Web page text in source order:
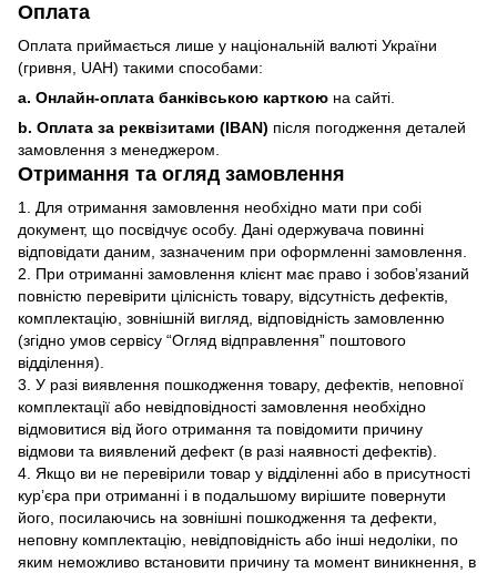
Оплата
Оплата приймається лише у національній валюті України
(гривня, UAH) такими способами:
a. Онлайн-оплата банківською карткою на сайті.
b. Оплата за реквізитами (IBAN) після погодження деталей
замовлення з менеджером.
Отримання та огляд замовлення
1. Для отримання замовлення необхідно мати при собі
документ, що посвідчує особу. Дані одержувача повинні
відповідати даним, зазначеним при оформленні замовлення.
2. При отриманні замовлення клієнт має право і зобов’язаний
повністю перевірити цілісність товару, відсутність дефектів,
комплектацію, зовнішній вигляд, відповідність замовленню
(згідно умов сервісу “Огляд відправлення” поштового
відділення).
3. У разі виявлення пошкодження товару, дефектів, неповної
комплектації або невідповідності замовлення необхідно
відмовитися від його отримання та повідомити причину
відмови та виявлений дефект (в разі наявності дефектів).
4. Якщо ви не перевірили товар у відділенні або в присутності
кур’єра при отриманні і в подальшому вирішите повернути
його, посилаючись на зовнішні пошкодження та дефекти,
неповну комплектацію, невідповідність або інші недоліки, по
яким неможливо встановити причину та момент виникнення, в